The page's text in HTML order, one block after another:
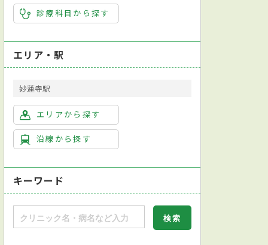
診療科目から探す
エリア・駅
妙蓮寺駅
エリアから探す
沿線から探す
キーワード